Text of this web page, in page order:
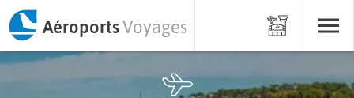
AéroportsVoyages